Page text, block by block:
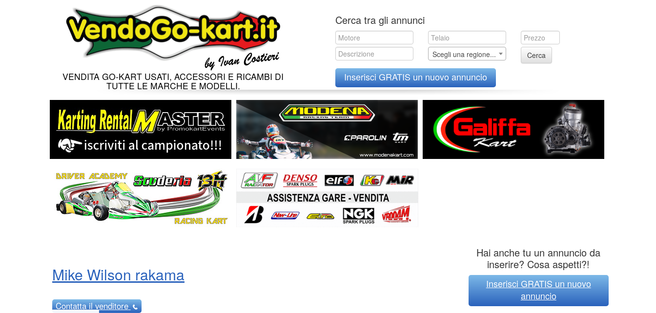
VENDITA GO-KART USATI, ACCESSORI E RICAMBI DI
TUTTE LE MARCHE E MODELLI.
to
content
Cerca tra gli annunci
Scegli una regione... Cerca
Inserisci GRATIS un nuovo annuncio
Mike Wilson rakama
Contattail venditore
Hai anche tu un annuncio da
inserire? Cosa aspetti?!
Inserisci GRATIS un nuovo
annuncio